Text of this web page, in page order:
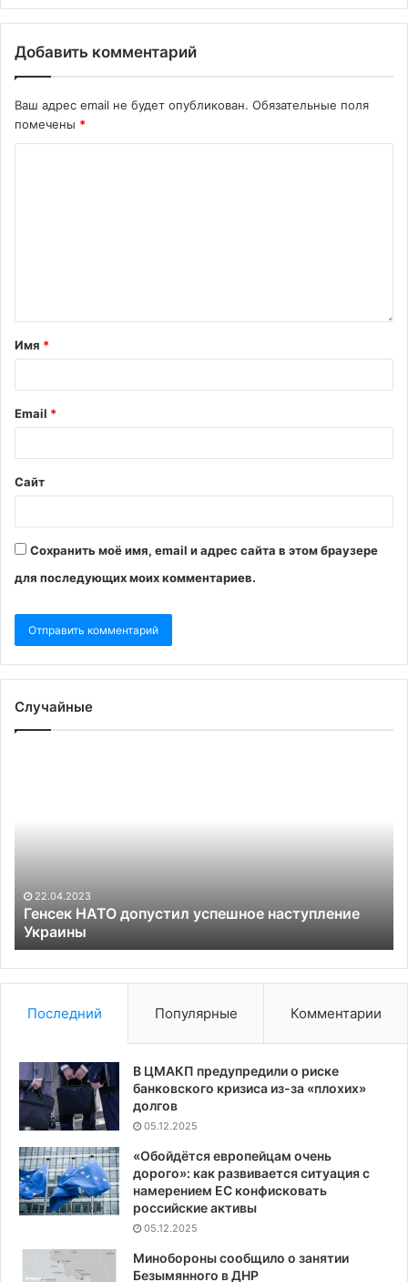
Добавить комментарий
Ваш адрес email не будет опубликован. Обязательные поля
помечены *
Имя *
Email *
Сайт
Сохранить моё имя, email и адрес сайта в этом браузере
для последующих моих комментариев.
Случайные
22.04.2023
Генсек НАТО допустил успешное наступление
Украины
Последний Популярные Комментарии
В ЦМАКП предупредили о риске
банковского кризиса из-за «плохих»
долгов
05.12.2025
«Обойдётся европейцам очень
дорого»: как развивается ситуация с
намерением ЕС конфисковать
российские активы
05.12.2025
Минобороны сообщило о занятии
Безымянного в ДНР